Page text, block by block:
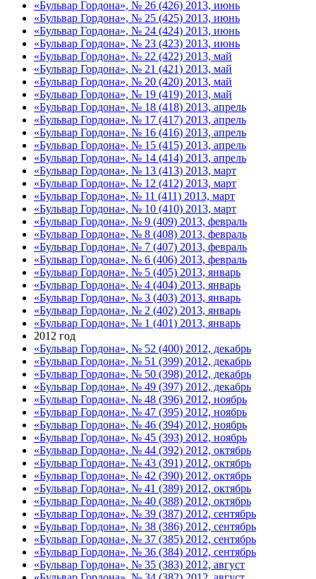
«Бульвар Гордона», № 26 (426) 2013, июнь
«Бульвар Гордона», № 25 (425) 2013, июнь
«Бульвар Гордона», № 24 (424) 2013, июнь
«Бульвар Гордона», № 23 (423) 2013, июнь
«Бульвар Гордона», № 22 (422) 2013, май
«Бульвар Гордона», № 21 (421) 2013, май
«Бульвар Гордона», № 20 (420) 2013, май
«Бульвар Гордона», № 19 (419) 2013, май
«Бульвар Гордона», № 18 (418) 2013, апрель
«Бульвар Гордона», № 17 (417) 2013, апрель
«Бульвар Гордона», № 16 (416) 2013, апрель
«Бульвар Гордона», № 15 (415) 2013, апрель
«Бульвар Гордона», № 14 (414) 2013, апрель
«Бульвар Гордона», № 13 (413) 2013, март
«Бульвар Гордона», № 12 (412) 2013, март
«Бульвар Гордона», № 11 (411) 2013, март
«Бульвар Гордона», № 10 (410) 2013, март
«Бульвар Гордона», № 9 (409) 2013, февраль
«Бульвар Гордона», № 8 (408) 2013, февраль
«Бульвар Гордона», № 7 (407) 2013, февраль
«Бульвар Гордона», № 6 (406) 2013, февраль
«Бульвар Гордона», № 5 (405) 2013, январь
«Бульвар Гордона», № 4 (404) 2013, январь
«Бульвар Гордона», № 3 (403) 2013, январь
«Бульвар Гордона», № 2 (402) 2013, январь
«Бульвар Гордона», № 1 (401) 2013, январь
2012 год
«Бульвар Гордона», № 52 (400) 2012, декабрь
«Бульвар Гордона», № 51 (399) 2012, декабрь
«Бульвар Гордона», № 50 (398) 2012, декабрь
«Бульвар Гордона», № 49 (397) 2012, декабрь
«Бульвар Гордона», № 48 (396) 2012, ноябрь
«Бульвар Гордона», № 47 (395) 2012, ноябрь
«Бульвар Гордона», № 46 (394) 2012, ноябрь
«Бульвар Гордона», № 45 (393) 2012, ноябрь
«Бульвар Гордона», № 44 (392) 2012, октябрь
«Бульвар Гордона», № 43 (391) 2012, октябрь
«Бульвар Гордона», № 42 (390) 2012, октябрь
«Бульвар Гордона», № 41 (389) 2012, октябрь
«Бульвар Гордона», № 40 (388) 2012, октябрь
«Бульвар Гордона», № 39 (387) 2012, сентябрь
«Бульвар Гордона», № 38 (386) 2012, сентябрь
«Бульвар Гордона», № 37 (385) 2012, сентябрь
«Бульвар Гордона», № 36 (384) 2012, сентябрь
«Бульвар Гордона», № 35 (383) 2012, август